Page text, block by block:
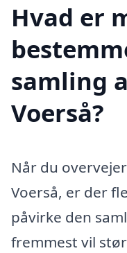
Hvad er
samling
Voerså?
Når du
Voerså, er der
påvirke den
fremmest vil